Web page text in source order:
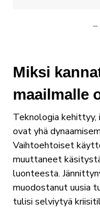
Miksi
maailmalle
Teknologia
ovat yhä
Vaihtoehtoiset
muuttaneet
luonteesta.
muodostanut uusia
tulisi selviytyä